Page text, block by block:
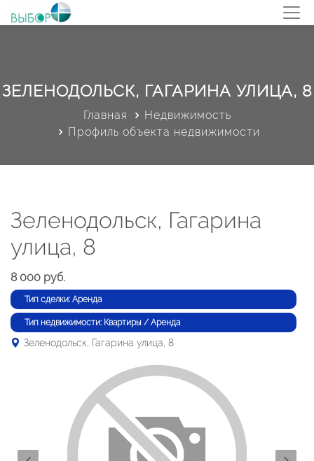
ЗЕЛЕНОДОЛЬСК, ГАГАРИНА УЛИЦА, 8
Главная
Недвижимость
Профиль объекта недвижимости
Зеленодольск, Гагарина
улица, 8
8 000 руб.
Тип сделки: Аренда
Тип недвижимости: Квартиры / Аренда
Зеленодольск, Гагарина улица, 8